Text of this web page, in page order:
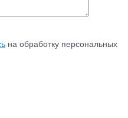
на обработку персональных